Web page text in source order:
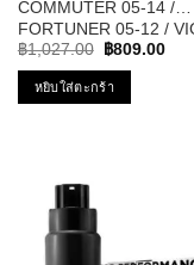
COMMUTER 05-14 /
FORTUNER 05-12 /
11 / VIOS 08-10 /
12V รหัส TPFT-002 – TOP
PERFORMANCE JAPAN
฿1,027.00
Original
was:
฿1,027.00.
฿809.00
หยิบใส่ตะกร้า